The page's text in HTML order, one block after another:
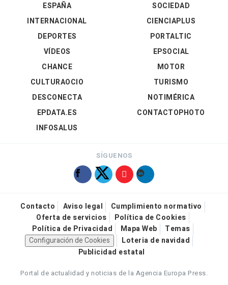
ESPAÑA
INTERNACIONAL
DEPORTES
VÍDEOS
SOCIEDAD
CIENCIAPLUS
PORTALTIC
EPSOCIAL
CHANCE
CULTURAOCIO
DESCONECTA
EPDATA.ES
INFOSALUS
MOTOR
TURISMO
NOTIMÉRICA
CONTACTOPHOTO
SÍGUENOS
Contacto Aviso legal
Cumplimiento normativo
Oferta de servicios
Política de Cookies
Política de Privacidad
Mapa Web
Temas
Configuración de Cookies
Loteria de navidad
Publicidad estatal
Portal de actualidad y noticias de la Agencia Europa Press.